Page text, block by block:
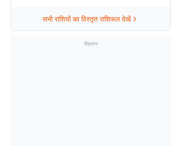
सभी राशियों का विस्तृत राशिफल देखें
विज्ञापन